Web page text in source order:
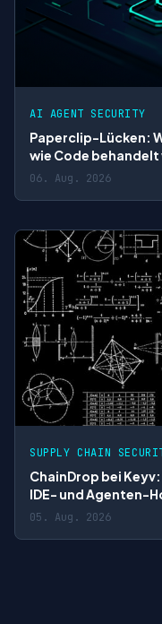
AI AGENT SECURITY
Paperclip-Lücken:
wie Code behandelt
06. Aug. 2026
SUPPLY CHAIN
ChainDrop bei
IDE- und Agenten-
05. Aug. 2026